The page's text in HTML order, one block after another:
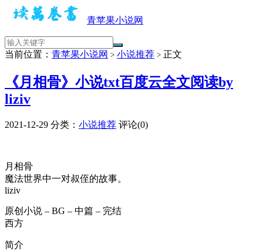
青苹果小说网
当前位置： 青苹果小说网 > 小说推荐 > 正文
《月相骨》小说txt百度云全文阅读by
liziv
2021-12-29 分类： 小说推荐 评论(0)
月相骨
魔法世界中一对叔侄的故事。
liziv
原创小说 – BG – 中篇 – 完结
西方
简介